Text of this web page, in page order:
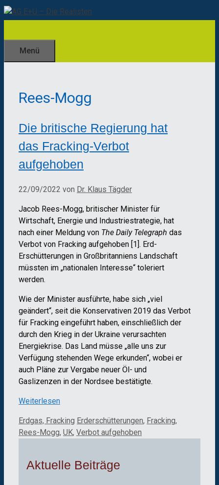
Zum
Inhalt
Menü
Rees-Mogg
Die britische Regierung hat
das Fracking-Verbot
aufgehoben
22/09/2022 von Dr. Klaus Tägder
Jacob Rees-Mogg, britischer Minister für
Wirtschaft, Energie und Industriestrategie, hat
nach einer Meldung von The Daily Telegraph das
Verbot von Fracking aufgehoben [1]. Erd-
Erschütterungen in Großbritanniens Landschaft
müssten im „nationalen Interesse“ toleriert
werden.
Wie der Minister ausführte, habe sich „viel
geändert“, seit die Konservativen 2019 das Verbot
für Fracking eingeführt haben, einschließlich der
durch den Krieg in der Ukraine verursachten
Energiekrise. Das Land müsse „alle uns zur
Verfügung stehenden Wege erkunden“, wobei er
auch Pläne zur Vergabe neuer Öl- und
Gaslizenzen in der Nordsee bestätigte.
Weiterlesen
Kategorien
Erdgas, Fracking Schlagwörter
Erderschütterungen, Fracking,
Rees-Mogg, UK, Verbot aufgehoben
Aktuelle Beiträge